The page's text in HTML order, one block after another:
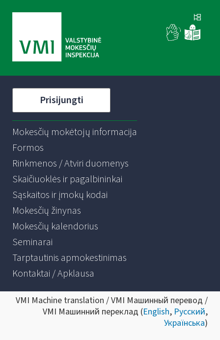
Prisijungti
Mokesčių mokėtojų informacija
Formos
Rinkmenos / Atviri duomenys
Skaičiuoklės ir pagalbininkai
Sąskaitos ir įmokų kodai
Mokesčių žinynas
Mokesčių kalendorius
Seminarai
Tarptautinis apmokestinimas
Kontaktai / Apklausa
VMI Machine translation / VMI Машинный перевод /
VMI Машинний переклад (English, Русский,
Українська)